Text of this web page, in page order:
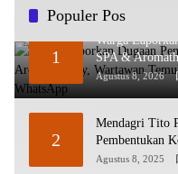
Populer Pos
1
Warga
SPA &
Sejumlah
Agustus 8, 2026
2
Mendagri Tito
Pembentukan
Agustus 8, 2025